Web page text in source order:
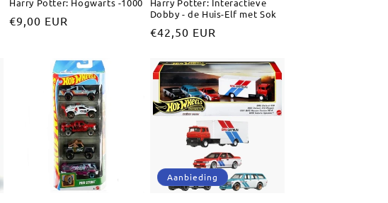
Harry Potter: Hogwarts -1000
Normale
€9,00 EUR
Harry Potter: Interactieve
Dobby - de Huis-Elf met Sok
Normale
€42,50 EUR
Aanbieding